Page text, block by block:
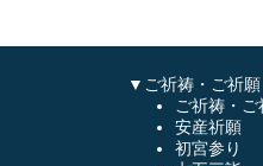
▼ご祈祷・ご祈願
ご祈祷・
安産祈願
初宮参り